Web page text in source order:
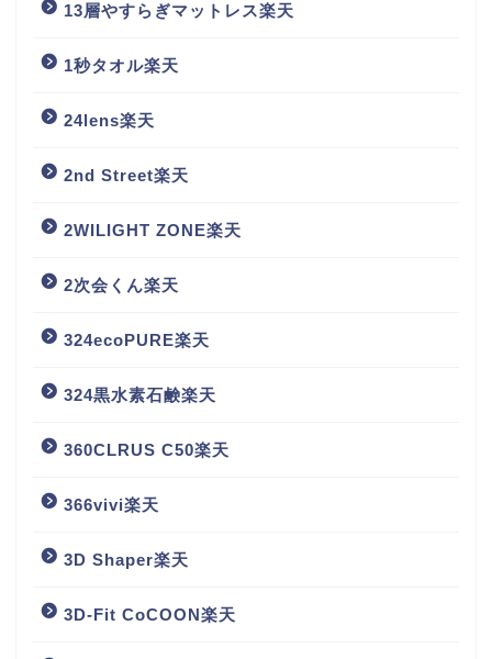
13層やすらぎマットレス楽天
1秒タオル楽天
24lens楽天
2nd Street楽天
2WILIGHT ZONE楽天
2次会くん楽天
324ecoPURE楽天
324黒水素石鹸楽天
360CLRUS C50楽天
366vivi楽天
3D Shaper楽天
3D-Fit CoCOON楽天